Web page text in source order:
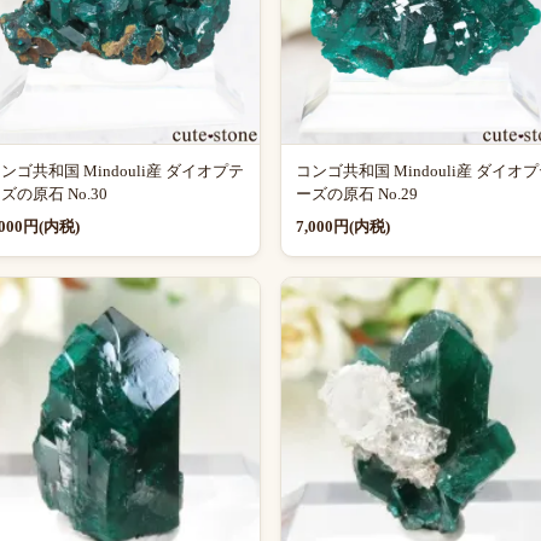
ゴ共和国 Mindouli産 ダイオプテ
の原石 No.30
円(内税)
コンゴ共和国 Mindouli産 ダイオ
ーズの原石 No.29
7,000円(内税)